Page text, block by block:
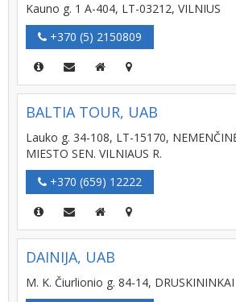
Kauno g. 1 A-404, LT-03212, VILNIUS
+370 (5) 2150809
BALTIA TOUR, UAB
Lauko g. 34-108, LT-15170,
MIESTO SEN. VILNIAUS R.
+370 (659) 12222
DAINIJA, UAB
M. K. Čiurlionio g. 84-14, DRUSKININKAI